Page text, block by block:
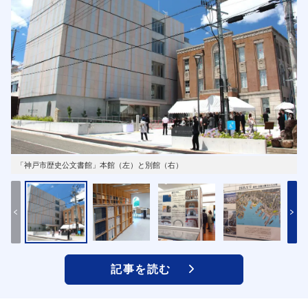
「神戸市歴史公文書館」本館（左）と別館（右）
記事を読む